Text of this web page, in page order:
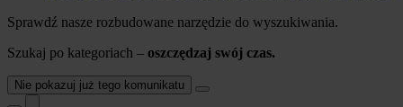
Sprawdź nasze rozbudowane narzędzie do wyszukiwania.
Szukaj po kategoriach – oszczędzaj swój czas.
Nie pokazuj już tego komunikatu